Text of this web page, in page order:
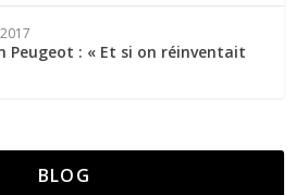
Peugeot : « Et si on réinventait
BLOG